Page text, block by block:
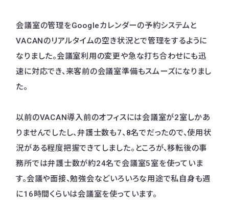
会議室の管理をGoogleカレンダーの予約システムと
VACANのリアルタイムの空き状況とで管理をするように
なりました。会議室利用の変更や急な打ち合わせにも迅
速に対応でき、来客前の会議室準備もスムーズになりまし
た。
以前のVACAN導入前のオフィスには会議室が2室しかあ
りませんでしたし、弁護士数も7、8名でだったので、使用状
況がある程度把握できてしました。ところが、移転後の事
務所では弁護士数が約24名で会議室5室を使っていま
す。会議や面接、勉強会などいろいろな用途で私自身も週
に16時間くらいは会議室を使っています。